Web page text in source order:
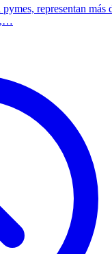
representan más